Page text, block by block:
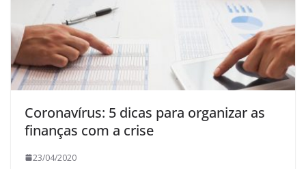
Coronavírus: 5 dicas para organizar as
finanças com a crise
23/04/2020